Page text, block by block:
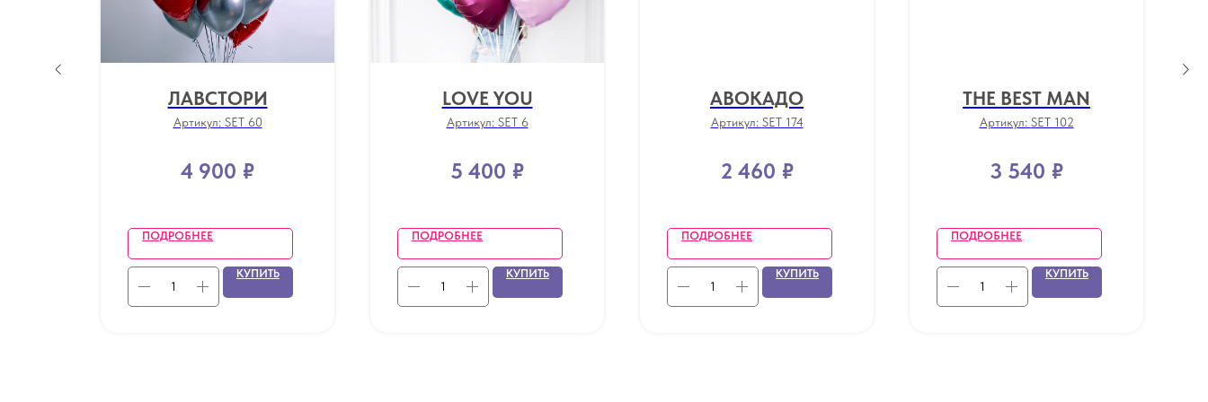
ЛАВСТОРИ
Артикул: SET 60
4 900 ₽
ПОДРОБНЕЕ
КУПИТЬ
LOVE YOU
Артикул: SET 6
5 400 ₽
ПОДРОБНЕЕ
КУПИТЬ
АВОКАДО
Артикул: SET 174
2 460 ₽
ПОДРОБНЕЕ
КУПИТЬ
THE BEST MAN
Артикул: SET 102
3 540 ₽
ПОДРОБНЕЕ
КУПИТЬ